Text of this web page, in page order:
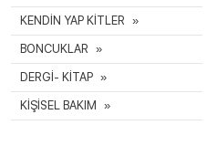
KENDİN YAP KİTLER
BONCUKLAR
DERGİ- KİTAP
KİŞİSEL BAKIM